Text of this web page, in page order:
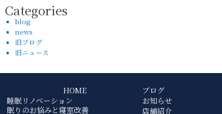
Categories
blog
news
旧ブログ
旧ニュース
HOME
睡眠リノベーション
眠りのお悩みと寝室改善
ブログ
お知らせ
店舗紹介